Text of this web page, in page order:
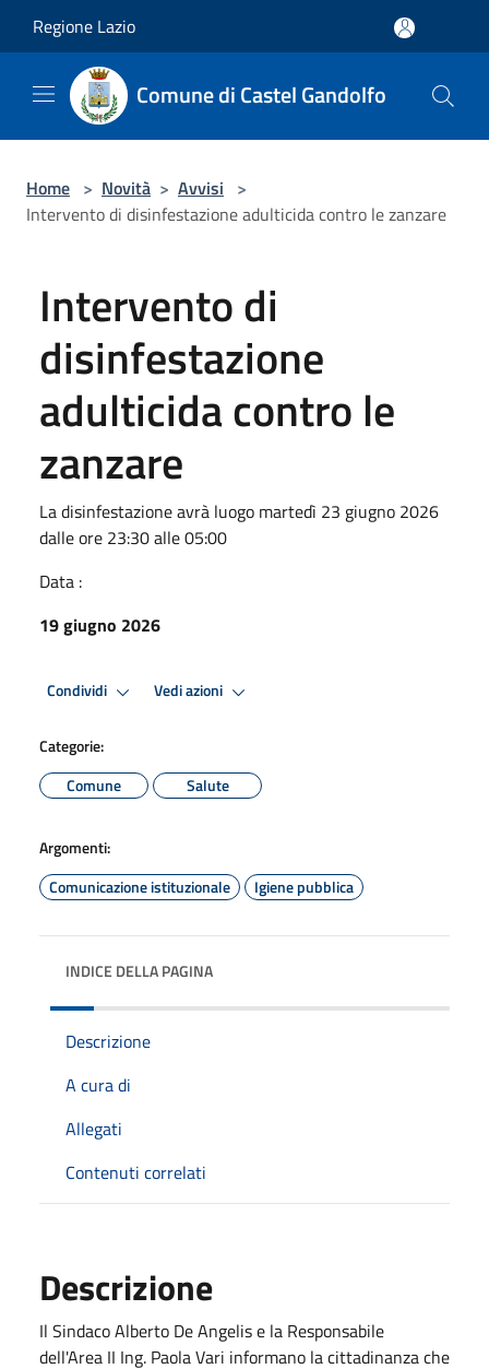
Regione Lazio
Comune di Castel Gandolfo
Home > Novità > Avvisi >
Intervento di disinfestazione adulticida contro le zanzare
Intervento di
disinfestazione
adulticida contro le
zanzare
La disinfestazione avrà luogo martedì 23 giugno 2026
dalle ore 23:30 alle 05:00
Data :
19 giugno 2026
Condividi Vedi azioni
Categorie:
Comune
Salute
Argomenti:
Comunicazione istituzionale
Igiene pubblica
INDICE DELLA PAGINA
Descrizione
A cura di
Allegati
Contenuti correlati
Descrizione
Il Sindaco Alberto De Angelis e la Responsabile
dell'Area II Ing. Paola Vari informano la cittadinanza che